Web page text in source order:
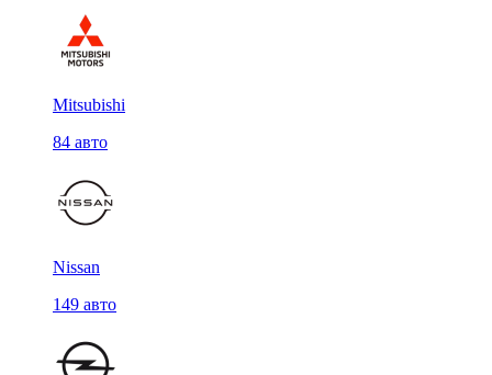
Mitsubishi
84 авто
Nissan
149 авто